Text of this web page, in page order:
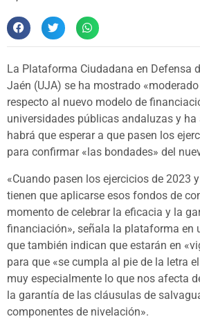
La Plataforma Ciudadana en Defensa
Jaén (UJA) se ha mostrado
respecto al nuevo modelo de
universidades públicas andaluzas y
habrá que esperar a que pasen los
para confirmar «las bondades» del
«Cuando pasen los ejercicios de 2023
tienen que aplicarse esos fondos de
momento de celebrar la eficacia y la
financiación», señala la plataforma en
que también indican que estarán en
para que «se cumpla al pie de la letra
muy especialmente lo que nos afecta
la garantía de las cláusulas de
componentes de nivelación».